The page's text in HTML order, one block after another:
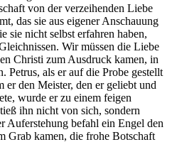
von der verzeihenden Liebe
das sie aus eigener Anschauung
sie nicht selbst erfahren haben,
Wir müssen die Liebe
Christi zum Ausdruck kamen, in
Petrus, als er auf die Probe gestellt
er den Meister, den er geliebt und
wurde er zu einem feigen
ihn nicht von sich, sondern
befahl ein Engel den
Grab kamen, die frohe Botschaft